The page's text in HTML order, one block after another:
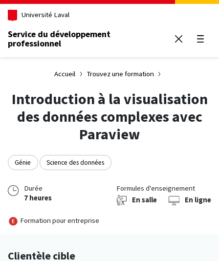
Aller au contenu principal
Université Laval
Service du développement
professionnel
Accueil Trouvez une formation
Introduction à la visualisation
des données complexes avec
Paraview
Génie Science des données
Durée
7 heures
Formules d'enseignement
En salle
En ligne
Formation pour entreprise
Clientèle cible